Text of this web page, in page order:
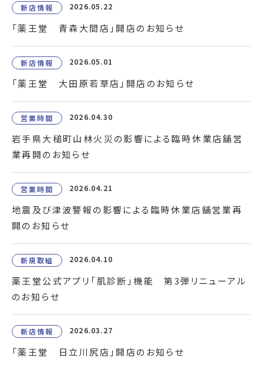
新店情報 2026.05.22
「薬王堂 青森大間店」開店のお知らせ
新店情報 2026.05.01
「薬王堂 大田原若草店」開店のお知らせ
営業時間 2026.04.30
岩手県大槌町山林火災の影響による臨時休業店舗営
業再開のお知らせ
営業時間 2026.04.21
地震及び津波警報の影響による臨時休業店舗営業再
開のお知らせ
新規取組 2026.04.10
薬王堂公式アプリ「肌診断」機能 第3弾リニューアル
のお知らせ
新店情報 2026.03.27
「薬王堂 日立川尻店」開店のお知らせ